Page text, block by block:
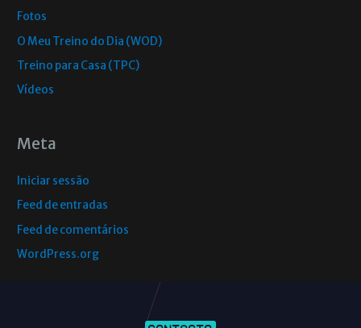
Fotos
O Meu Treino do Dia (WOD)
Treino para Casa (TPC)
Vídeos
Meta
Iniciar sessão
Feed de entradas
Feed de comentários
WordPress.org